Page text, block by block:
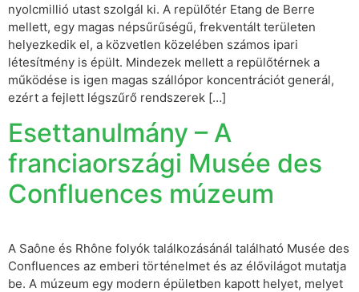
nyolcmillió utast szolgál ki. A repülőtér Etang de Berre
mellett, egy magas népsűrűségű, frekventált területen
helyezkedik el, a közvetlen közelében számos ipari
létesítmény is épült. Mindezek mellett a repülőtérnek a
működése is igen magas szállópor koncentrációt generál,
ezért a fejlett légszűrő rendszerek […]
Esettanulmány – A
franciaországi Musée des
Confluences múzeum
A Saône és Rhône folyók találkozásánál található Musée des
Confluences az emberi történelmet és az élővilágot mutatja
be. A múzeum egy modern épületben kapott helyet, melyet